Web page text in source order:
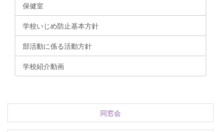
保健室
学校いじめ防止基本方針
部活動に係る活動方針
学校紹介動画
同窓会